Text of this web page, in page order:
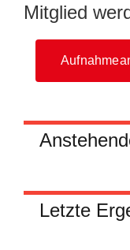
Mitglied
Letzte